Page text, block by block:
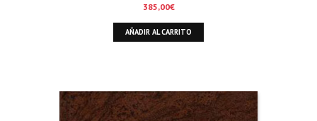
385,00€
AÑADIR AL CARRITO